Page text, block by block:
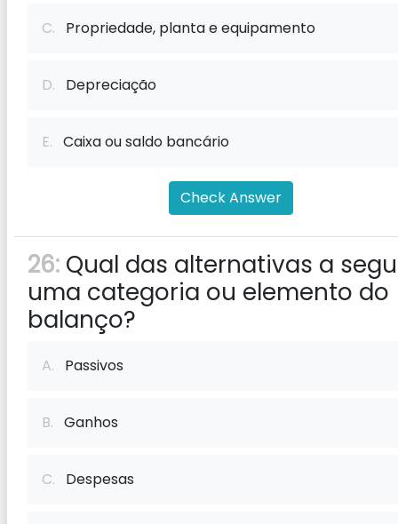
C. Propriedade, planta e equipamento
D. Depreciação
E. Caixa ou saldo bancário
Check Answer
26: Qual das alternativas a
uma categoria ou elemento do
balanço?
A. Passivos
B. Ganhos
C. Despesas